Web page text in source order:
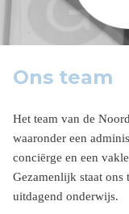
Ons team
Het team van de
waaronder een
conciërge en een
Gezamenlijk staat
uitdagend onderwijs.